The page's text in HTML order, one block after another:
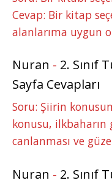
Cevap: Bir kitap
alanlarıma uygun
Nuran - 2. Sınıf
Sayfa Cevapları
Soru: Şiirin
konusu, ilkbaharın
canlanması ve
Nuran - 2. Sınıf